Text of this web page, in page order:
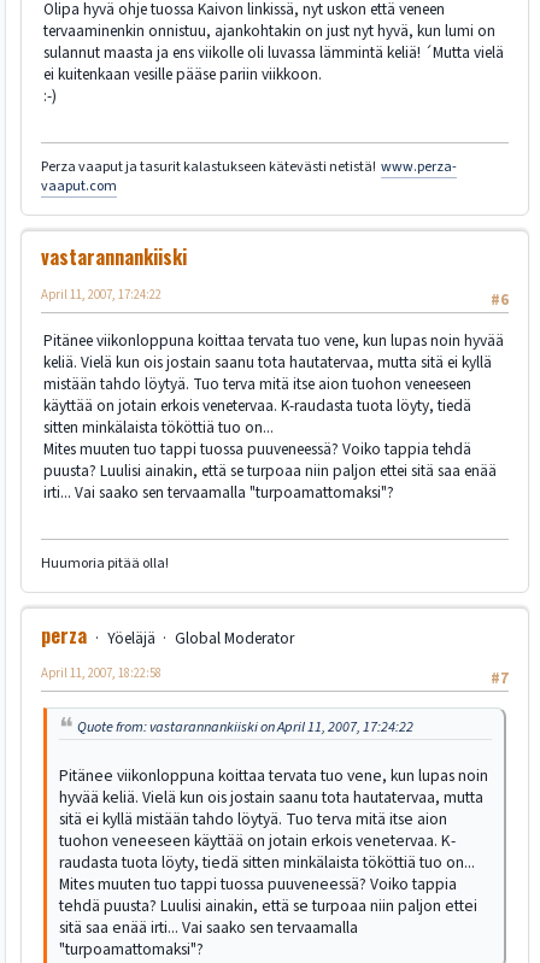
Olipa hyvä ohje tuossa Kaivon linkissä, nyt uskon että veneen
tervaaminenkin onnistuu, ajankohtakin on just nyt hyvä, kun lumi on
sulannut maasta ja ens viikolle oli luvassa lämmintä keliä! ´Mutta vielä
ei kuitenkaan vesille pääse pariin viikkoon.
:-)
Perza vaaput ja tasurit kalastukseen kätevästi netistä! www.perza-
vaaput.com
vastarannankiiski
#6
April 11, 2007, 17:24:22
Pitänee viikonloppuna koittaa tervata tuo vene, kun lupas noin hyvää
keliä. Vielä kun ois jostain saanu tota hautatervaa, mutta sitä ei kyllä
mistään tahdo löytyä. Tuo terva mitä itse aion tuohon veneeseen
käyttää on jotain erkois venetervaa. K-raudasta tuota löyty, tiedä
sitten minkälaista tököttiä tuo on...
Mites muuten tuo tappi tuossa puuveneessä? Voiko tappia tehdä
puusta? Luulisi ainakin, että se turpoaa niin paljon ettei sitä saa enää
irti... Vai saako sen tervaamalla "turpoamattomaksi"?
Huumoria pitää olla!
perza Yöeläjä
Global Moderator
#7
April 11, 2007, 18:22:58
Quote from: vastarannankiiski on April 11, 2007, 17:24:22
Pitänee viikonloppuna koittaa tervata tuo vene, kun lupas noin
hyvää keliä. Vielä kun ois jostain saanu tota hautatervaa, mutta
sitä ei kyllä mistään tahdo löytyä. Tuo terva mitä itse aion
tuohon veneeseen käyttää on jotain erkois venetervaa. K-
raudasta tuota löyty, tiedä sitten minkälaista tököttiä tuo on...
Mites muuten tuo tappi tuossa puuveneessä? Voiko tappia
tehdä puusta? Luulisi ainakin, että se turpoaa niin paljon ettei
sitä saa enää irti... Vai saako sen tervaamalla
"turpoamattomaksi"?